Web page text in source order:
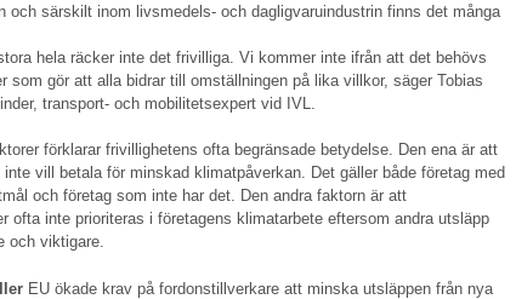
och särskilt inom livsmedels- och dagligvaruindustrin finns det många
hela räcker inte det frivilliga. Vi kommer inte ifrån att det behövs
som gör att alla bidrar till omställningen på lika villkor, säger Tobias
transport- och mobilitetsexpert vid IVL.
förklarar frivillighetens ofta begränsade betydelse. Den ena är att
inte vill betala för minskad klimatpåverkan. Det gäller både företag med
och företag som inte har det. Den andra faktorn är att
ofta inte prioriteras i företagens klimatarbete eftersom andra utsläpp
och viktigare.
EU ökade krav på fordonstillverkare att minska utsläppen från nya